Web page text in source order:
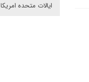
ایالات متحده امریکا